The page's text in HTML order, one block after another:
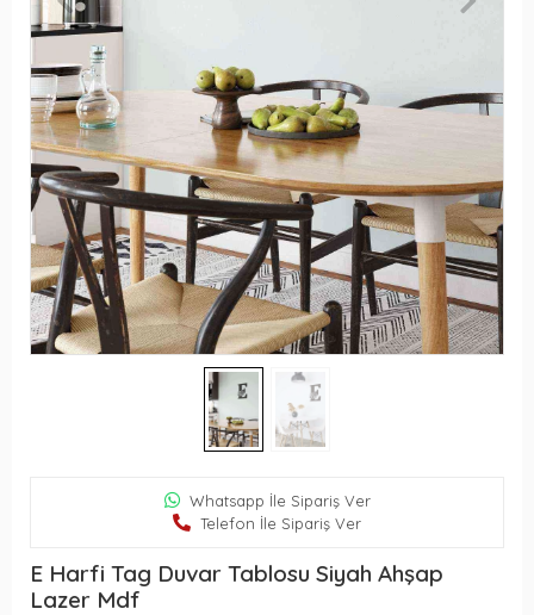
Whatsapp İle Sipariş Ver
Telefon İle Sipariş Ver
E Harfi Tag Duvar Tablosu Siyah Ahşap
Lazer Mdf